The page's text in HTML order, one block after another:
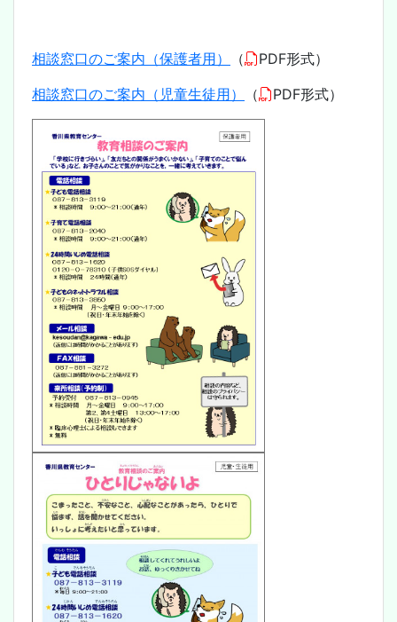
相談窓口のご案内（保護者用） （
PDF形式）
相談窓口のご案内（児童生徒用）
（ PDF形式）